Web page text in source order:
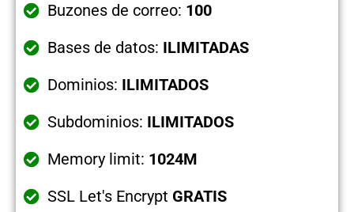
Buzones de correo: 100
Bases de datos: ILIMITADAS
Dominios: ILIMITADOS
Subdominios: ILIMITADOS
Memory limit: 1024M
SSL Let's Encrypt GRATIS